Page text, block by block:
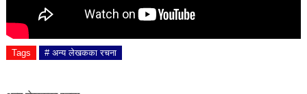
Tags # अन्य लेखकका रचना